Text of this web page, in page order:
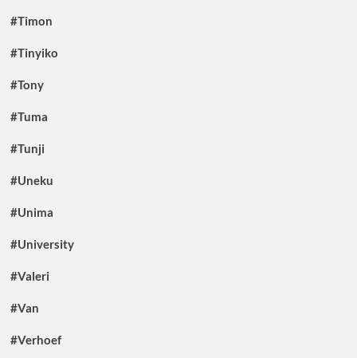
#Timon
#Tinyiko
#Tony
#Tuma
#Tunji
#Uneku
#Unima
#University
#Valeri
#Van
#Verhoef